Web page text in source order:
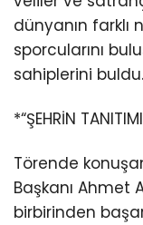
dünyanın farklı
sporcularını
sahiplerini buldu.
*“ŞEHRİN
Törende
Başkanı Ahmet
birbirinden